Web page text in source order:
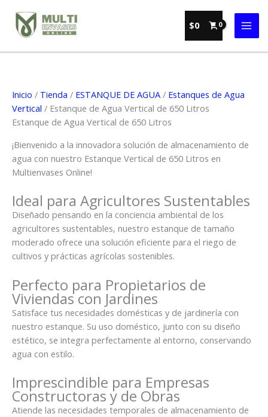
contenido
$0
Inicio / Tienda / ESTANQUE DE AGUA / Estanques de Agua
Vertical / Estanque de Agua Vertical de 650 Litros
Estanque de Agua Vertical de 650 Litros
¡Bienvenido a la innovadora solución de almacenamiento de
agua con nuestro Estanque Vertical de 650 Litros en
Multienvases Online!
Ideal para Agricultores Sustentables
Diseñado pensando en la conciencia ambiental de los
agricultores sustentables, nuestro estanque de tamaño
moderado ofrece una solución eficiente para el riego de
cultivos y prácticas agrícolas sostenibles.
Perfecto para Propietarios de
Viviendas con Jardines
Satisface tus necesidades domésticas y de jardinería con
nuestro estanque. Su uso doméstico, junto con su diseño
estético, se integra perfectamente al entorno, conservando
agua con estilo.
Imprescindible para Empresas
Constructoras y de Obras
Atiende las necesidades temporales de almacenamiento de